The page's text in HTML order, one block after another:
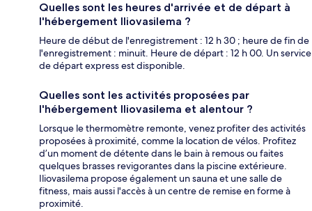
Quelles sont les heures d'arrivée et de départ à
l'hébergement Iliovasilema ?
Heure de début de l'enregistrement : 12 h 30 ; heure de fin de
l'enregistrement : minuit. Heure de départ : 12 h 00. Un service
de départ express est disponible.
Quelles sont les activités proposées par
l'hébergement Iliovasilema et alentour ?
Lorsque le thermomètre remonte, venez profiter des activités
proposées à proximité, comme la location de vélos. Profitez
d’un moment de détente dans le bain à remous ou faites
quelques brasses revigorantes dans la piscine extérieure.
Iliovasilema propose également un sauna et une salle de
fitness, mais aussi l'accès à un centre de remise en forme à
proximité.